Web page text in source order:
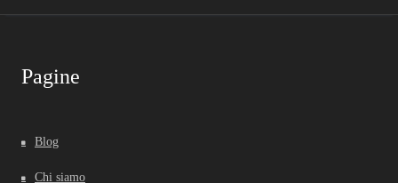
Pagine
Blog
Chi siamo